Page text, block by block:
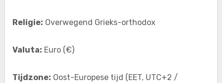
Religie: Overwegend Grieks-orthodox
Valuta: Euro (€)
Tijdzone: Oost-Europese tijd (EET, UTC+2 /